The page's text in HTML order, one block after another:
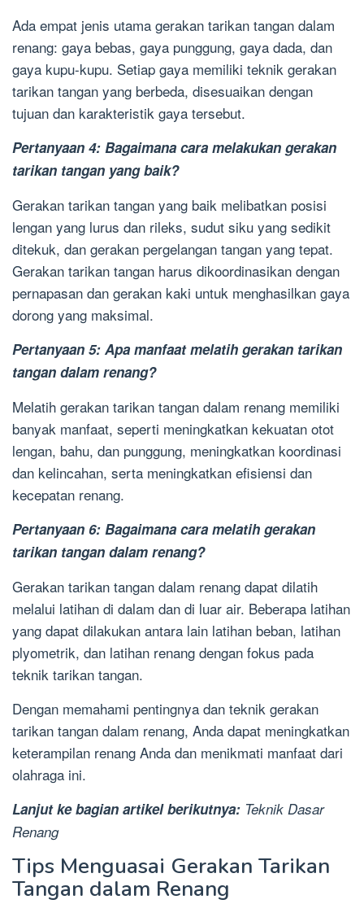
Ada empat jenis utama gerakan tarikan tangan dalam
renang: gaya bebas, gaya punggung, gaya dada, dan
gaya kupu-kupu. Setiap gaya memiliki teknik gerakan
tarikan tangan yang berbeda, disesuaikan dengan
tujuan dan karakteristik gaya tersebut.
Pertanyaan 4: Bagaimana cara melakukan gerakan
tarikan tangan yang baik?
Gerakan tarikan tangan yang baik melibatkan posisi
lengan yang lurus dan rileks, sudut siku yang sedikit
ditekuk, dan gerakan pergelangan tangan yang tepat.
Gerakan tarikan tangan harus dikoordinasikan dengan
pernapasan dan gerakan kaki untuk menghasilkan gaya
dorong yang maksimal.
Pertanyaan 5: Apa manfaat melatih gerakan tarikan
tangan dalam renang?
Melatih gerakan tarikan tangan dalam renang memiliki
banyak manfaat, seperti meningkatkan kekuatan otot
lengan, bahu, dan punggung, meningkatkan koordinasi
dan kelincahan, serta meningkatkan efisiensi dan
kecepatan renang.
Pertanyaan 6: Bagaimana cara melatih gerakan
tarikan tangan dalam renang?
Gerakan tarikan tangan dalam renang dapat dilatih
melalui latihan di dalam dan di luar air. Beberapa latihan
yang dapat dilakukan antara lain latihan beban, latihan
plyometrik, dan latihan renang dengan fokus pada
teknik tarikan tangan.
Dengan memahami pentingnya dan teknik gerakan
tarikan tangan dalam renang, Anda dapat meningkatkan
keterampilan renang Anda dan menikmati manfaat dari
olahraga ini.
Lanjut ke bagian artikel berikutnya: Teknik Dasar
Renang
Tips Menguasai Gerakan Tarikan
Tangan dalam Renang